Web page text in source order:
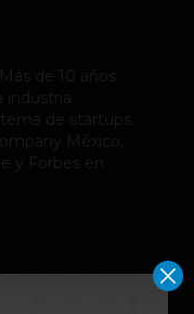
. Más de 10 años
industria
de startups.
México,
y Forbes en